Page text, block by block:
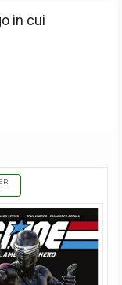
in cui